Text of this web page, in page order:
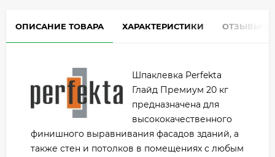
ОПИСАНИЕ ТОВАРА ХАРАКТЕРИСТИКИ ОТЗЫВЫ
Шпаклевка Perfekta
Глайд Премиум 20 кг
предназначена для
высококачественного
финишного выравнивания фасадов зданий, а
также стен и потолков в помещениях с любым